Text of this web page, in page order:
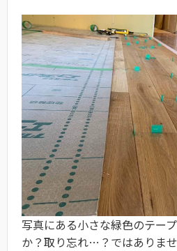
写真にある小さな緑色のテー
か？取り忘れ…？ではありませ